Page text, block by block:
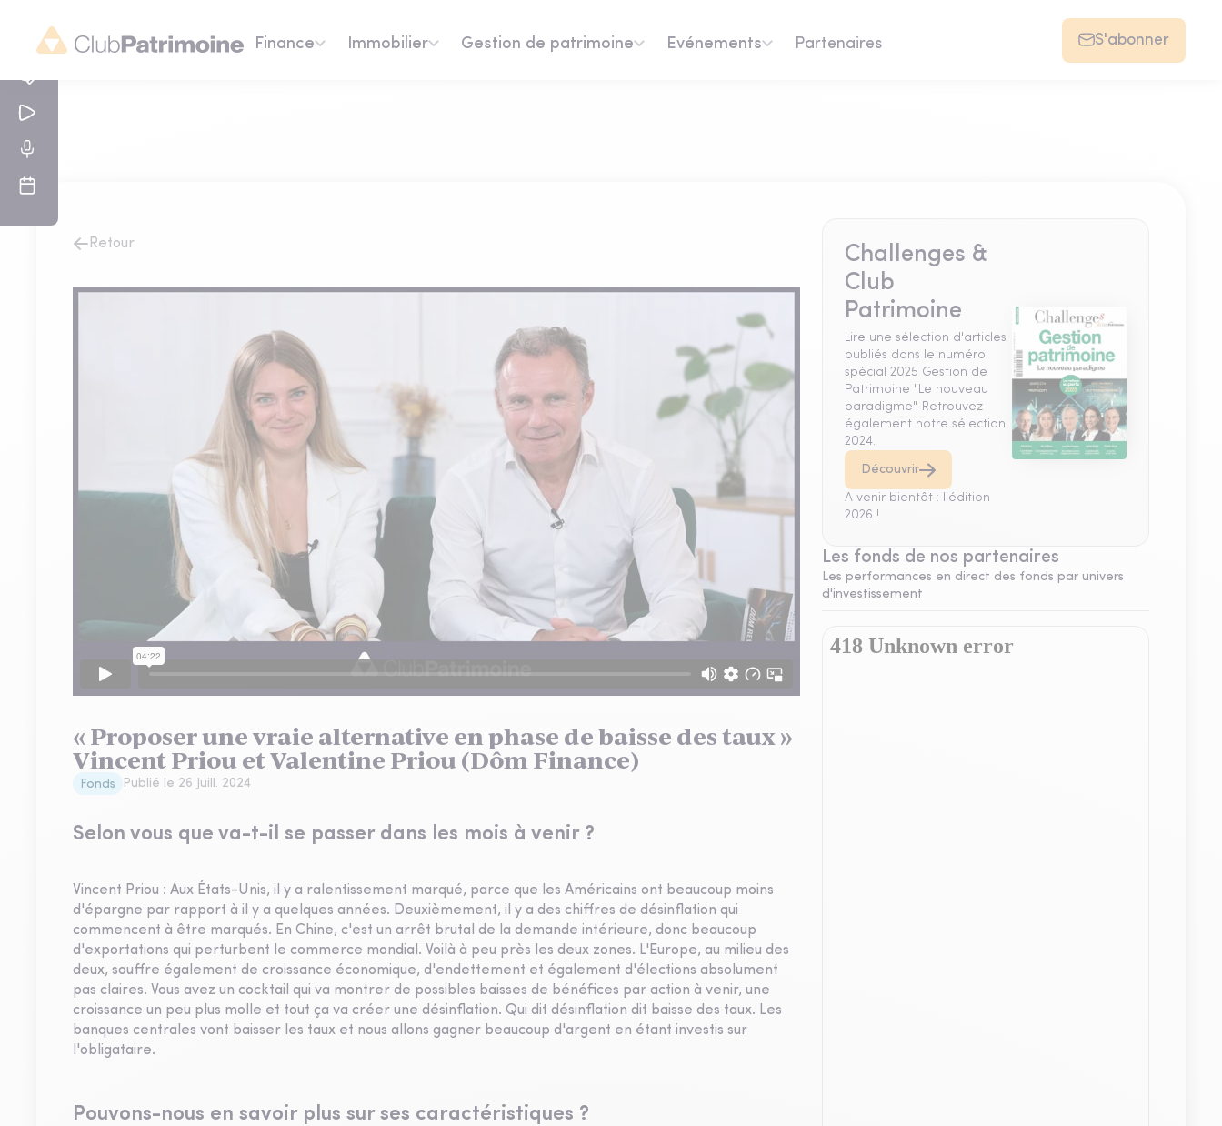
Finance Immobilier Gestion de patrimoine Evénements Partenaires S'abonner
Retour
« Proposer une vraie alternative en phase de baisse des taux »
Vincent Priou et Valentine Priou (Dôm Finance)
Fonds Publié le 26 Juill. 2024
Selon vous que va-t-il se passer dans les mois à venir ?
Vincent Priou : Aux États-Unis, il y a ralentissement marqué, parce que les Américains ont beaucoup moins
d'épargne par rapport à il y a quelques années. Deuxièmement, il y a des chiffres de désinflation qui
commencent à être marqués. En Chine, c'est un arrêt brutal de la demande intérieure, donc beaucoup
d'exportations qui perturbent le commerce mondial. Voilà à peu près les deux zones. L'Europe, au milieu des
deux, souffre également de croissance économique, d'endettement et également d'élections absolument
pas claires. Vous avez un cocktail qui va montrer de possibles baisses de bénéfices par action à venir, une
croissance un peu plus molle et tout ça va créer une désinflation. Qui dit désinflation dit baisse des taux. Les
banques centrales vont baisser les taux et nous allons gagner beaucoup d'argent en étant investis sur
l'obligataire.
Pouvons-nous en savoir plus sur ses caractéristiques ?
Challenges &
Club
Patrimoine
Lire une sélection d'articles
publiés dans le numéro
spécial 2025 Gestion de
Patrimoine "Le nouveau
paradigme". Retrouvez
également notre sélection
2024.
Découvrir
A venir bientôt : l'édition
2026 !
Les fonds de nos partenaires
Les performances en direct des fonds par univers
d'investissement